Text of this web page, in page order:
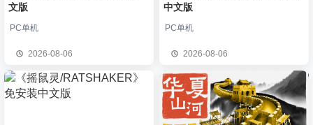
文版
PC单机
2026-08-06
中文版
PC单机
2026-08-06